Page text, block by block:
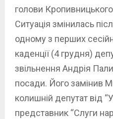
голови
Ситуація змінилась
одному з перших
каденції (4 грудня)
звільнення Андрія
посади. Його замінив
колишній депутат від
представник “Слуги